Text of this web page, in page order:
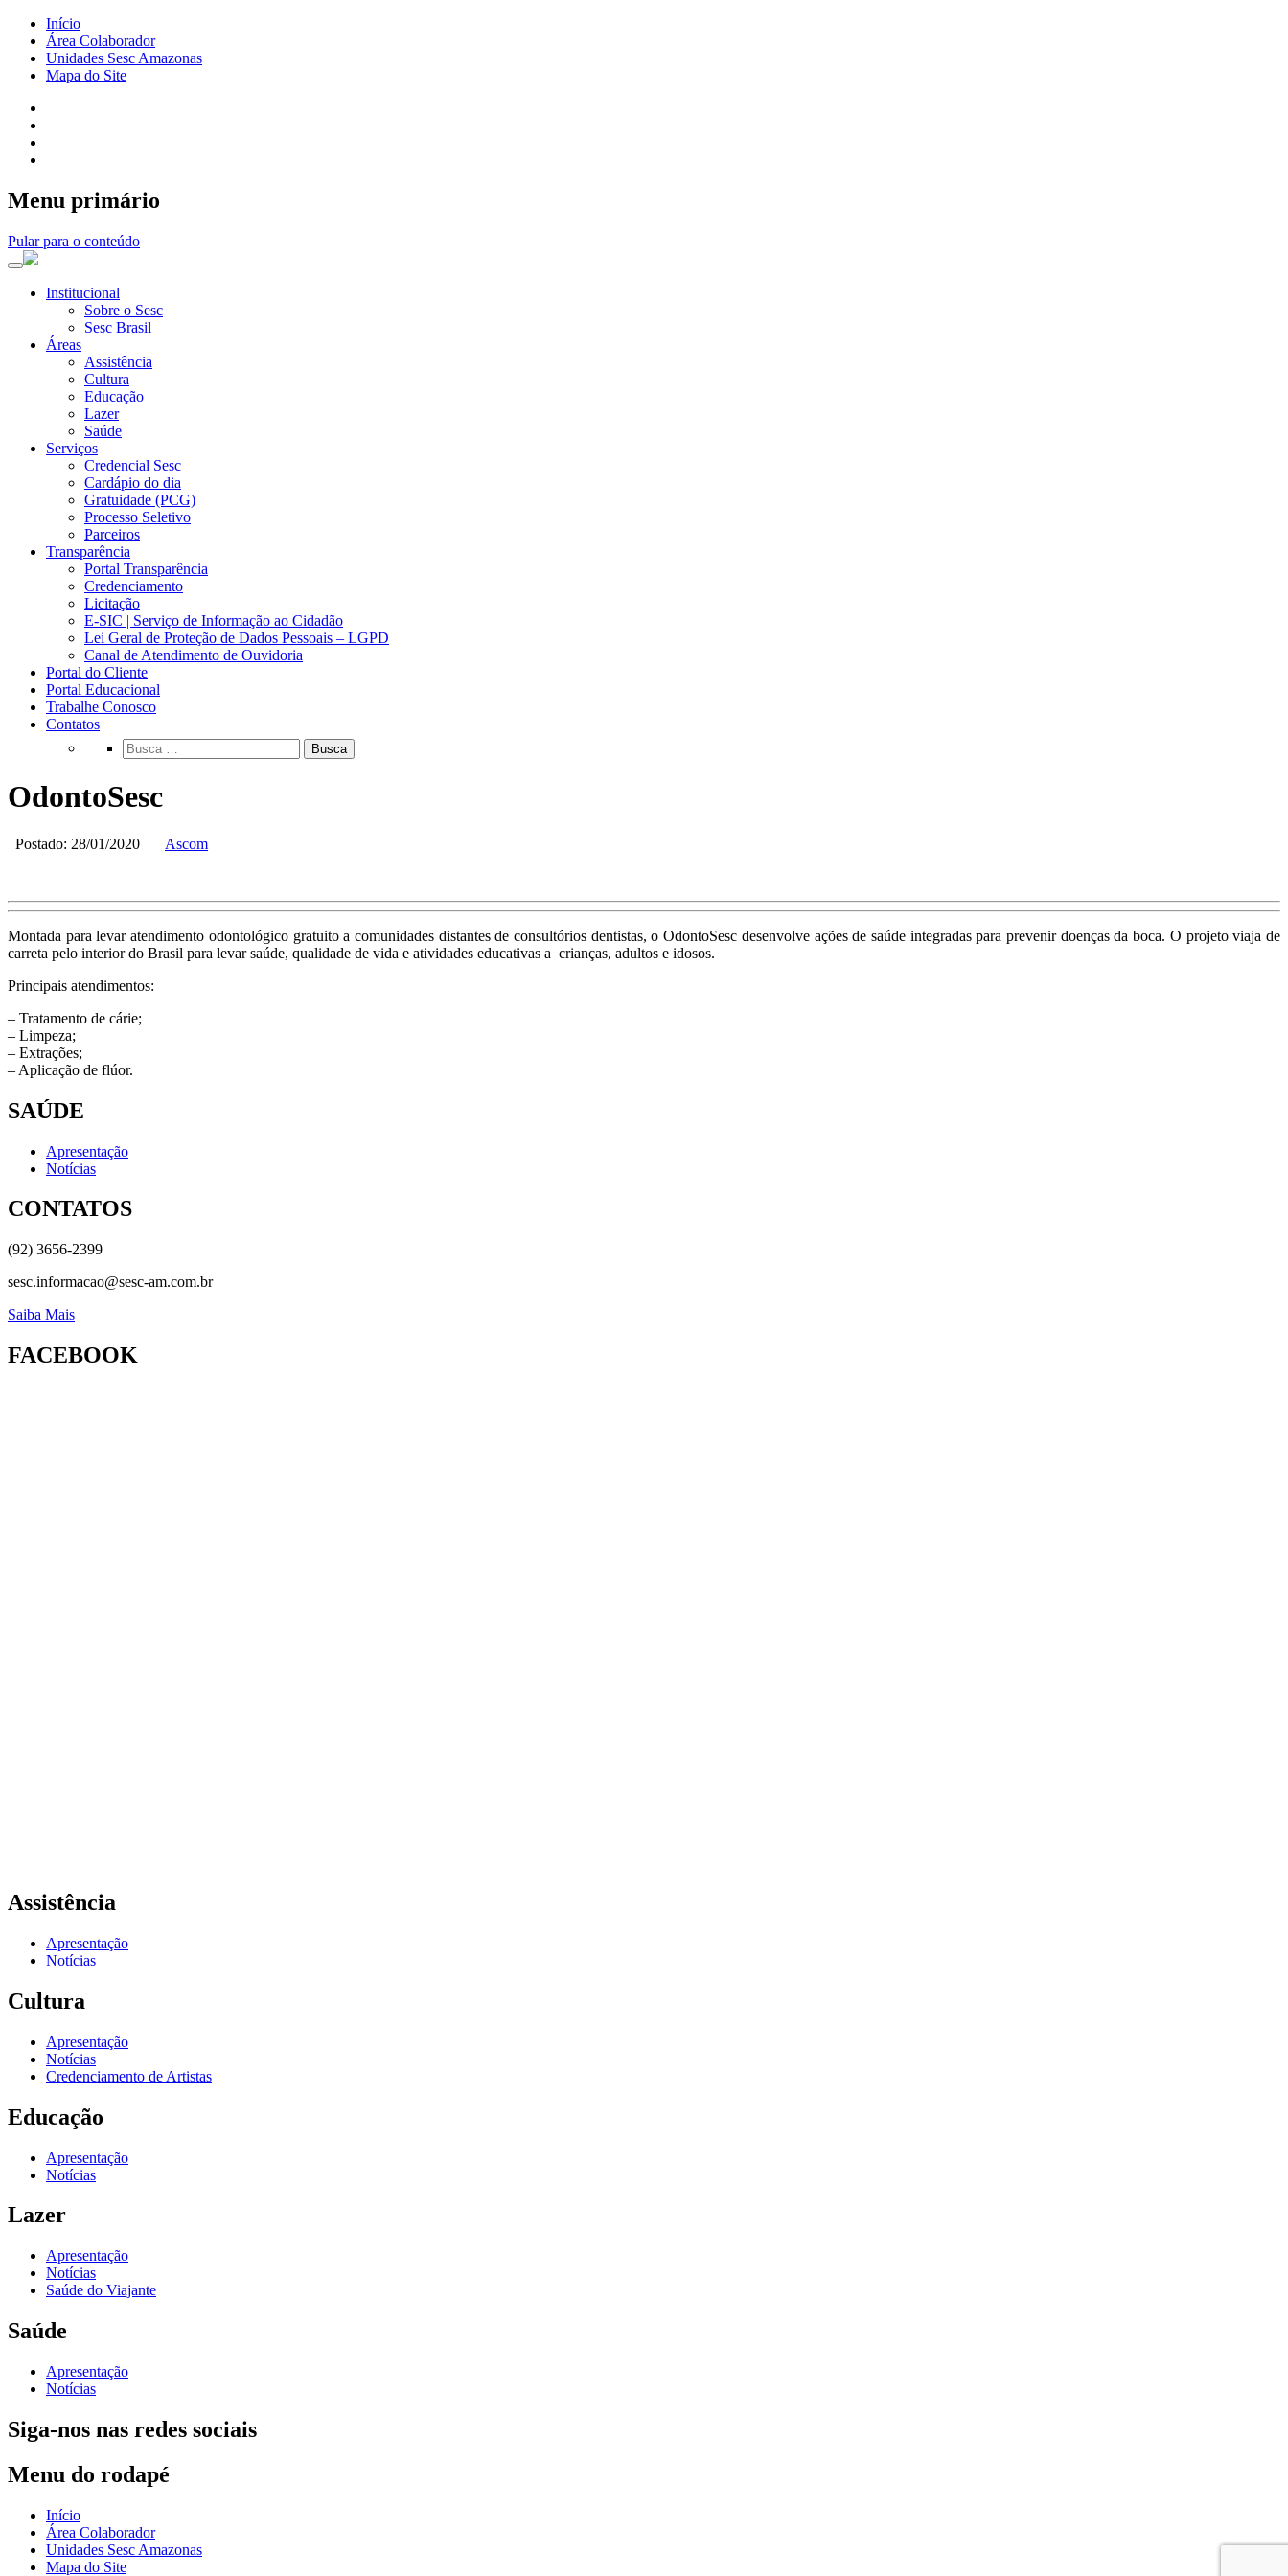
Início
Área Colaborador
Unidades Sesc Amazonas
Mapa do Site
Menu primário
Pular para o conteúdo
Institucional
Sobre o Sesc
Sesc Brasil
Áreas
Assistência
Cultura
Educação
Lazer
Saúde
Serviços
Credencial Sesc
Cardápio do dia
Gratuidade (PCG)
Processo Seletivo
Parceiros
Transparência
Portal Transparência
Credenciamento
Licitação
E-SIC | Serviço de Informação ao Cidadão
Lei Geral de Proteção de Dados Pessoais – LGPD
Canal de Atendimento de Ouvidoria
Portal do Cliente
Portal Educacional
Trabalhe Conosco
Contatos
Busca
OdontoSesc
Postado: 28/01/2020 | Ascom
Montada para levar atendimento odontológico gratuito a comunidades distantes de consultórios dentistas, o OdontoSesc desenvolve ações de saúde integradas para prevenir doenças da boca. O projeto viaja de
carreta pelo interior do Brasil para levar saúde, qualidade de vida e atividades educativas a crianças, adultos e idosos.
Principais atendimentos:
– Tratamento de cárie;
– Limpeza;
– Extrações;
– Aplicação de flúor.
SAÚDE
Apresentação
Notícias
CONTATOS
(92) 3656-2399
sesc.informacao@sesc-am.com.br
Saiba Mais
FACEBOOK
Assistência
Apresentação
Notícias
Cultura
Apresentação
Notícias
Credenciamento de Artistas
Educação
Apresentação
Notícias
Lazer
Apresentação
Notícias
Saúde do Viajante
Saúde
Apresentação
Notícias
Siga-nos nas redes sociais
Menu do rodapé
Início
Área Colaborador
Unidades Sesc Amazonas
Mapa do Site